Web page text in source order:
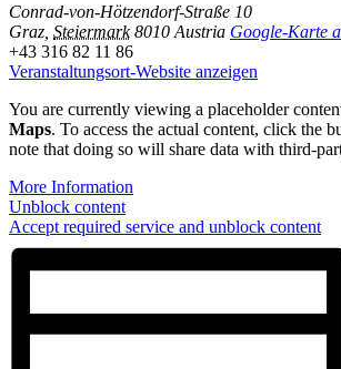
Conrad-von-Hötzendorf-Straße 10
Graz Steiermark 8010 Austria Google-Karte
+43 316 82 11 86
Veranstaltungsort-Website anzeigen
You are currently viewing a placeholder
Maps. To access the actual content, click the
note that doing so will share data with third-
More Information
Unblock content
Accept required service and unblock content